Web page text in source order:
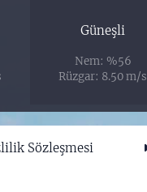
Güneşli
Nem: %56
Rüzgar: 8.50 m/s
Sözleşmesi